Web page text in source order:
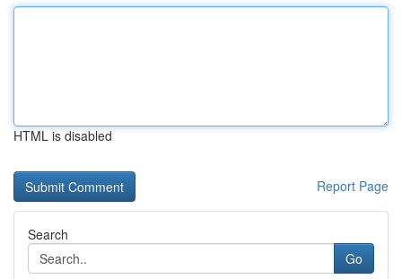
HTML is disabled
Report Page
Search
Go